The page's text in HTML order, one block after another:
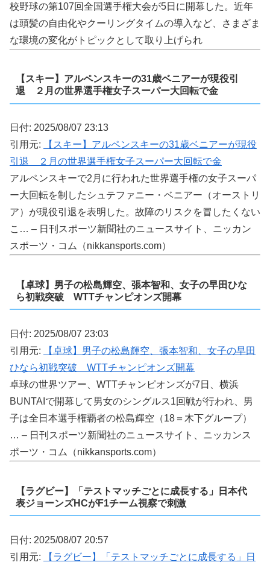
校野球の第107回全国選手権大会が5日に開幕した。近年
は頭髪の自由化やクーリングタイムの導入など、さまざま
な環境の変化がトピックとして取り上げられ
【スキー】アルペンスキーの31歳ベニアーが現役引
退 ２月の世界選手権女子スーパー大回転で金
日付: 2025/08/07 23:13
引用元:
【スキー】アルペンスキーの31歳ベニアーが現役
引退 ２月の世界選手権女子スーパー大回転で金
アルペンスキーで2月に行われた世界選手権の女子スーパ
ー大回転を制したシュテファニー・ベニアー（オーストリ
ア）が現役引退を表明した。故障のリスクを冒したくない
こ… – 日刊スポーツ新聞社のニュースサイト、ニッカン
スポーツ・コム（nikkansports.com）
【卓球】男子の松島輝空、張本智和、女子の早田ひな
ら初戦突破 WTTチャンピオンズ開幕
日付: 2025/08/07 23:03
引用元:
【卓球】男子の松島輝空、張本智和、女子の早田
ひなら初戦突破 WTTチャンピオンズ開幕
卓球の世界ツアー、WTTチャンピオンズが7日、横浜
BUNTAIで開幕して男女のシングルス1回戦が行われ、男
子は全日本選手権覇者の松島輝空（18＝木下グループ）
… – 日刊スポーツ新聞社のニュースサイト、ニッカンス
ポーツ・コム（nikkansports.com）
【ラグビー】「テストマッチごとに成長する」日本代
表ジョーンズHCがF1チーム視察で刺激
日付: 2025/08/07 20:57
引用元:
【ラグビー】「テストマッチごとに成長する」日